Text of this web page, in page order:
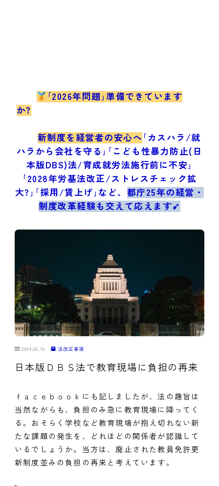
｢2026年問題｣準備できています
か?
新制度を経営者の安心へ ｢カスハラ/就
ハラから会社を守る｣｢こども性暴力防止(日
本版DBS)法/育成就労法施行前に不安｣
｢2028年労基法改正/ストレスチェック拡
大?｣｢採用/賃上げ｣など、 都庁25年の経営・
制度改革経験も交えて応えます➹
2024.06.19 法改正事項
日本版ＤＢＳ法で教育現場に負担の再来
ｆａｃｅｂｏｏｋにも記しましたが、法の趣旨は
当然ながらも、負担のみ急に教育現場に降ってく
る。おそらく学校など教育現場が抱え切れない新
たな課題の発生を、どれほどの関係者が認識して
いるでしょうか。当方は、廃止された教員免許更
新制度並みの負担の再来と考えています。